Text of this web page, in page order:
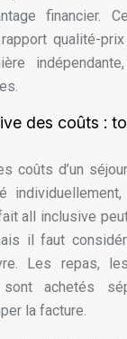
financier.
qualité-
des coûts :
coûts d’un
all inclusive
il faut
Les repas,
achetés
la facture.